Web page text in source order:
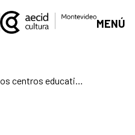
MENÚ
“La calidad pedagógica en los centros educativos” de Mora Podestá, Marcos Sarasola y Javier Lasida